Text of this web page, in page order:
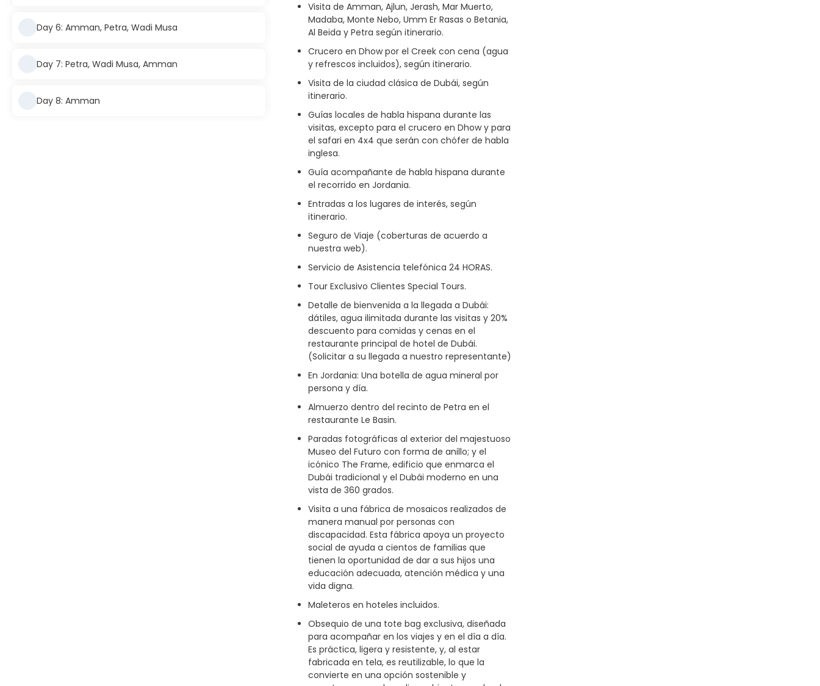
Day 6: Amman, Petra, Wadi Musa
Day 7: Petra, Wadi Musa, Amman
Day 8: Amman
Visita de Amman, Ajlun, Jerash, Mar Muerto,
Madaba, Monte Nebo, Umm Er Rasas o Betania,
Al Beida y Petra según itinerario.
Crucero en Dhow por el Creek con cena (agua
y refrescos incluidos), según itinerario.
Visita de la ciudad clásica de Dubái, según
itinerario.
Guías locales de habla hispana durante las
visitas, excepto para el crucero en Dhow y para
el safari en 4x4 que serán con chófer de habla
inglesa.
Guía acompañante de habla hispana durante
el recorrido en Jordania.
Entradas a los lugares de interés, según
itinerario.
Seguro de Viaje (coberturas de acuerdo a
nuestra web).
Servicio de Asistencia telefónica 24 HORAS.
Tour Exclusivo Clientes Special Tours.
Detalle de bienvenida a la llegada a Dubái:
dátiles, agua ilimitada durante las visitas y 20%
descuento para comidas y cenas en el
restaurante principal de hotel de Dubái.
(Solicitar a su llegada a nuestro representante)
En Jordania: Una botella de agua mineral por
persona y día.
Almuerzo dentro del recinto de Petra en el
restaurante Le Basin.
Paradas fotográficas al exterior del majestuoso
Museo del Futuro con forma de anillo; y el
icónico The Frame, edificio que enmarca el
Dubái tradicional y el Dubái moderno en una
vista de 360 grados.
Visita a una fábrica de mosaicos realizados de
manera manual por personas con
discapacidad. Esta fábrica apoya un proyecto
social de ayuda a cientos de familias que
tienen la oportunidad de dar a sus hijos una
educación adecuada, atención médica y una
vida digna.
Maleteros en hoteles incluidos.
Obsequio de una tote bag exclusiva, diseñada
para acompañar en los viajes y en el día a día.
Es práctica, ligera y resistente, y, al estar
fabricada en tela, es reutilizable, lo que la
convierte en una opción sostenible y